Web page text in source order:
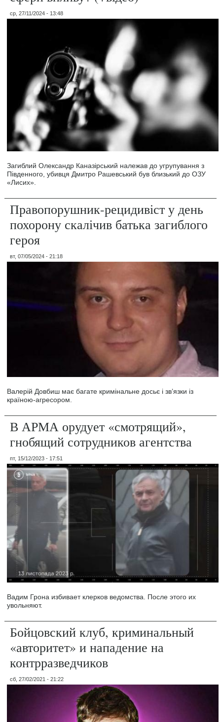
ср, 27/11/2024 - 13:48
Загиблий Олександр Каназірський належав до угрупування з
Південного, убивця Дмитро Рашевський був близький до ОЗУ
«Лисих».
Правопорушник-рецидивіст у день
похорону скалічив батька загиблого
героя
вт, 07/05/2024 - 21:18
Валерій Довбиш має багате кримінальне досьє і зв’язки із
країною-агресором.
В АРМА орудует «смотрящий»,
гнобящий сотрудников агентства
пт, 15/12/2023 - 17:51
Вадим Грона избивает клерков ведомства. После этого их
увольняют.
Бойцовский клуб, криминальный
«авторитет» и нападение на
контрразведчиков
сб, 27/02/2021 - 21:22